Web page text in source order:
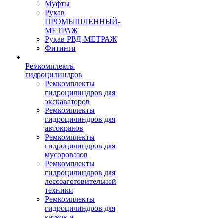
Муфты
Рукав
ПРОМЫШЛЕННЫЙ-
МЕТРАЖ
Рукав РВД-МЕТРАЖ
Фитинги
Ремкомплекты
гидроцилиндров
Ремкомплекты
гидроцилиндров для
экскаваторов
Ремкомплекты
гидроцилиндров для
автокранов
Ремкомплекты
гидроцилиндров для
мусоровозов
Ремкомплекты
гидроцилиндров для
лесозаготовительной
техники
Ремкомплекты
гидроцилиндров для